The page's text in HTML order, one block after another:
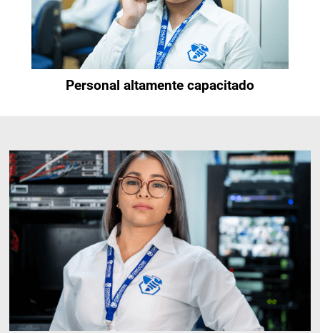
Personal altamente capacitado